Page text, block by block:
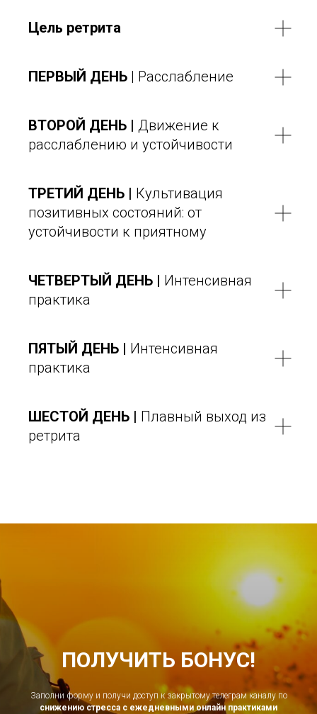
Цель ретрита
ПЕРВЫЙ ДЕНЬ | Расслабление
ВТОРОЙ ДЕНЬ | Движение к
расслаблению и устойчивости
ТРЕТИЙ ДЕНЬ | Культивация
позитивных состояний: от
устойчивости к приятному
ЧЕТВЕРТЫЙ ДЕНЬ | Интенсивная
практика
ПЯТЫЙ ДЕНЬ | Интенсивная
практика
ШЕСТОЙ ДЕНЬ | Плавный выход из
ретрита
ПОЛУЧИТЬ БОНУС!
Заполни форму и получи доступ к закрытому телеграм каналу по
снижению стресса с ежедневными онлайн практиками